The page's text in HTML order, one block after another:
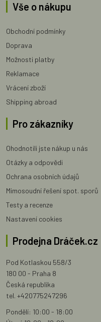
Vše o nákupu
Obchodní podmínky
Doprava
Možnosti platby
Reklamace
Vrácení zboží
Shipping abroad
Pro zákazníky
Ohodnotili jste nákup u nás
Otázky a odpovědi
Ochrana osobních údajů
Mimosoudní řešení spot. sporů
Testy a recenze
Nastavení cookies
Prodejna Dráček.cz
Pod Kotlaskou 558/3
180 00 - Praha 8
Česká republika
tel. +420775247296
Pondělí: 10:00 - 18:00